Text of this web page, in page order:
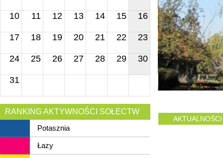
10 11 12 13 14 15 16
17 18 19 20 21 22 23
24 25 26 27 28 29 30
31
RANKING AKTYWNOŚCI SOŁECTW
Potasznia
Łazy
AKTUALNOŚCI